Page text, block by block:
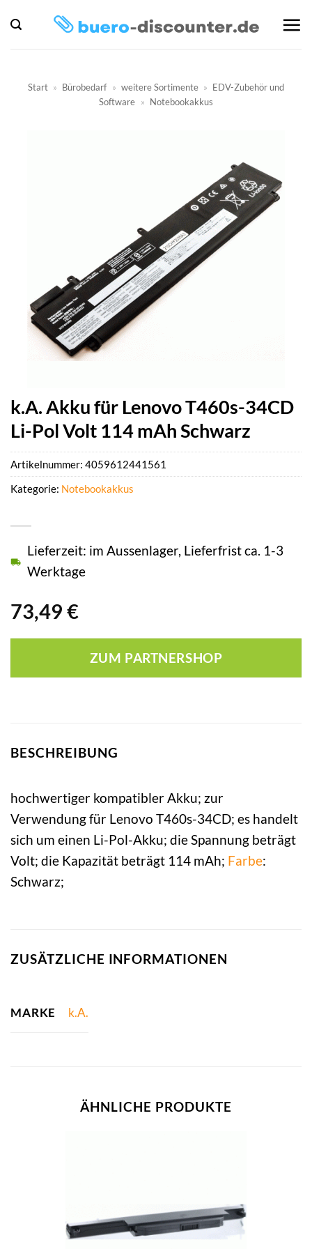
Inhalt
springen
Start » Bürobedarf » weitere Sortimente » EDV-Zubehör und
Software » Notebookakkus
k.A. Akku für Lenovo T460s-34CD
Li-Pol Volt 114 mAh Schwarz
73,49 €
Lieferzeit: im Aussenlager, Lieferfrist ca. 1-3
Werktage
ZUM PARTNERSHOP
Artikelnummer: 4059612441561
Kategorie: Notebookakkus
BESCHREIBUNG
hochwertiger kompatibler Akku; zur
Verwendung für Lenovo T460s-34CD; es handelt
sich um einen Li-Pol-Akku; die Spannung beträgt
Volt; die Kapazität beträgt 114 mAh; Farbe:
Schwarz;
ZUSÄTZLICHE INFORMATIONEN
MARKE k.A.
ÄHNLICHE PRODUKTE